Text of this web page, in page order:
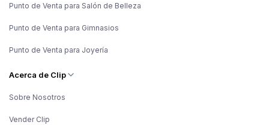
Punto de Venta para Salón de Belleza
Punto de Venta para Gimnasios
Punto de Venta para Joyería
Acerca de Clip
Sobre Nosotros
Vender Clip